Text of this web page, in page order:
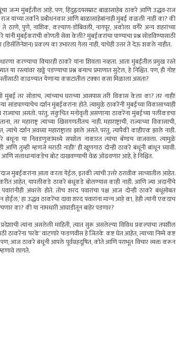
जन्म मुंबईतील आहे. पण, हिंदुहृदयसम्राट बाळासाहेब ठाकरे आणि उद्धव-राज
यांच्या तर्काने प्रबोेधनकार आणि बाळासाहेबांनाही मुंबई कळली नाही का? की
ठाणे, पुणे, नाशिक, कल्याण-डोंबिवली, नागपूर, अकोला वगैरे अन्य शहरांच्या
मुंबईकरांची कोणती सेवा केली? मुंबईकरांचा पाण्याचा प्रश्न सोडविण्यासाठी
प्रकल्प का उभारला गेला नाही, याचेही उत्तर ते देऊ शकले नाहीत.
करण्याचा विचारही ठाकरे यांना शिवला नव्हता. आता मुंबईतील प्रमुख रस्ते
रस्त्यांवर खड्डे पडण्याचा प्रश्न बर्‍याच प्रमाणात सुटेल, हे निश्चित. पण, ही गोष्ट
काढण्यात येणार्‍या कंत्राटातील टक्का कसा मिळाला असता?
तर सोडाच, त्यांच्याच घराच्या आसपास तरी विकास केला का? तर नाही!
सांडपाण्याचेच दर्शन मुंबईकरांना होते. त्यामुळे ठाकरेंनी मुंबईच्या विकासाच्याही
असतो. परंतु, संकुचित मनोवृत्ती असणार्‍या ठाकरेंना मुंबईच्या पलीकडचा
महाराष्ट्र त्यांच्या खिसगणतीतच नाही. महाराष्ट्राची, राज्याच्या विकासाची,
दर्शन अवघ्या महाराष्ट्राला झाले असते. परंतु, त्यापैकी काहीएक झाले नाही.
ठाकरे बंधूंना या निवडणुकांमध्ये सपशेल नाकारत त्यांचा बॅण्डच वाजवला. त्यामुळे
तुम्ही म्हणजे मराठी नाही!’ ही खूणगाठ दोन्ही ठाकरे बंधूंनी बांधून घ्यावी.
आणि सत्ताधार्‍यांकडेच बोट दाखवण्याची वेळ ओढवणार आहे, हे निश्चित.
मुंबईकरांना आता करता येईल, इतकी त्यांची उत्तरे ठरावीक साच्यातील आहेत.
करीत आहेत, यापलीकडे ठाकरे बंधूंकडे बोलण्यास काही नाही. आणि ज्या अदानींचे
अंथरले होते. तोच शरद पवारांचा पक्ष आज दोन्ही ठाकरे बंधूंसोबत
हा उद्धव ठाकरेंचा दावा शरद पवारांना मान्य आहे का, हेही त्यांनी एकदाच
का? की या नामधारी आघाडीतून बाहेर पडणार?
त्यांना असलेली माहिती, त्यात सुरू असलेल्या विविध प्रकल्पांचा तपशील
ठाकरेंना ‘परके’ वाटणारे फडणवीस हे जितके कष्ट घेत आहेत, त्याच्या निम्मे कष्ट
आज ठाकरे बंधूंनी आपले पूर्वग्रहदूषित, कोते आणि पराभूत विचार व्यक्त करून
लागते.